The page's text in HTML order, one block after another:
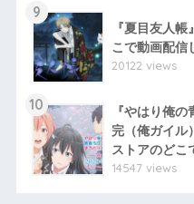
9
『夏目友人
こで動画配信
20122 views
10
『やはり俺
完（俺ガイル
ストアのどこ
14547 views